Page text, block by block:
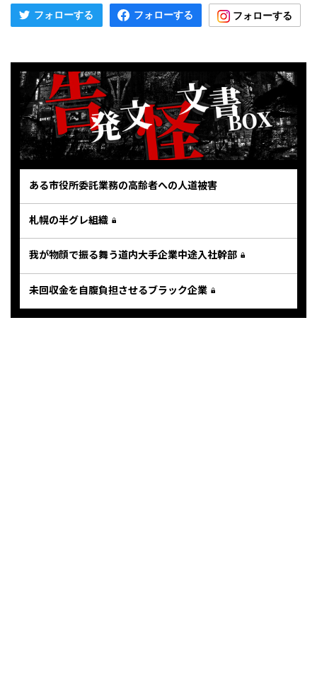
ある市役所委託業務の高齢者への人道被害
札幌の半グレ組織
我が物顔で振る舞う道内大手企業中途入社幹部
未回収金を自腹負担させるブラック企業